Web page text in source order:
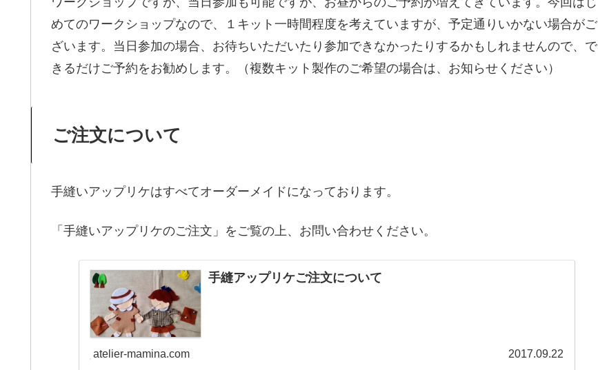
めてのワークショップなので、１キット一時間程度を考えていますが、予定通りいかない場合がご
ざいます。当日参加の場合、お待ちいただいたり参加できなかったりするかもしれませんので、で
きるだけご予約をお勧めします。（複数キット製作のご希望の場合は、お知らせください）
ご注文について
手縫いアップリケはすべてオーダーメイドになっております。
「手縫いアップリケのご注文」をご覧の上、お問い合わせください。
手縫アップリケご注文について
atelier-mamina.com 2017.09.22